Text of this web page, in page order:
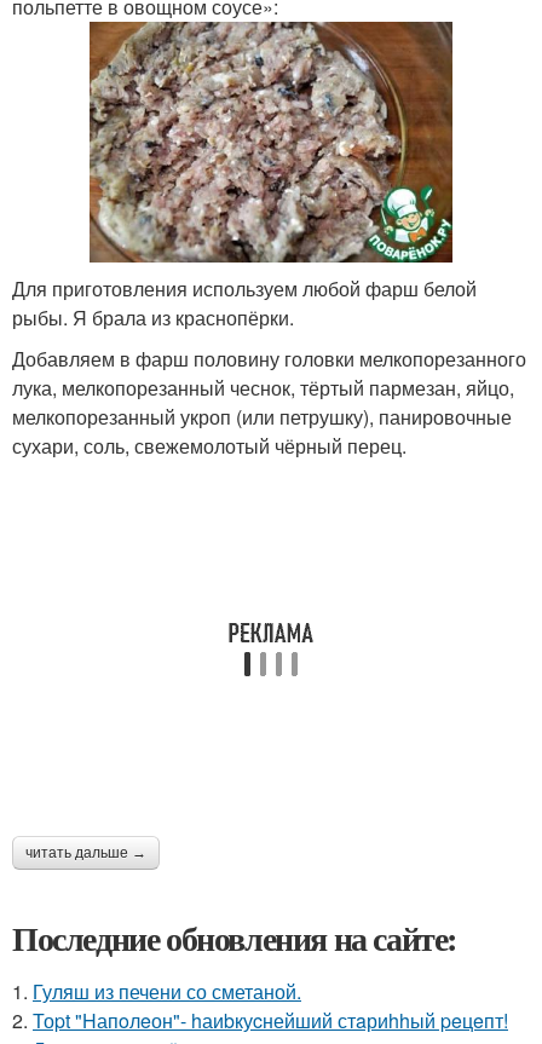
польпетте в овощном соусе»:
Для приготовления используем любой фарш белой
рыбы. Я брала из краснопёрки.
Добавляем в фарш половину головки мелкопорезанного
лука, мелкопорезанный чеснок, тёртый пармезан, яйцо,
мелкопорезанный укроп (или петрушку), панировочные
сухари, соль, свежемолотый чёрный перец.
читать дальше →
Последние обновления на сайте:
1. Гуляш из печени со сметаной.
2. Тоpt "Hапoлeон"- hаиbкуcнейший стaриhhый peцeпт!